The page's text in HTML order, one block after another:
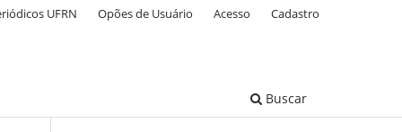
Buscar
UFRN Opões de Usuário Acesso Cadastro